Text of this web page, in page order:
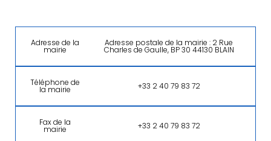
Adresse de la
mairie
Adresse postale de la mairie : 2 Rue
Charles de Gaulle, BP 30 44130 BLAIN
Téléphone de
la mairie +33 2 40 79 83 72
Fax de la
mairie +33 2 40 79 83 72